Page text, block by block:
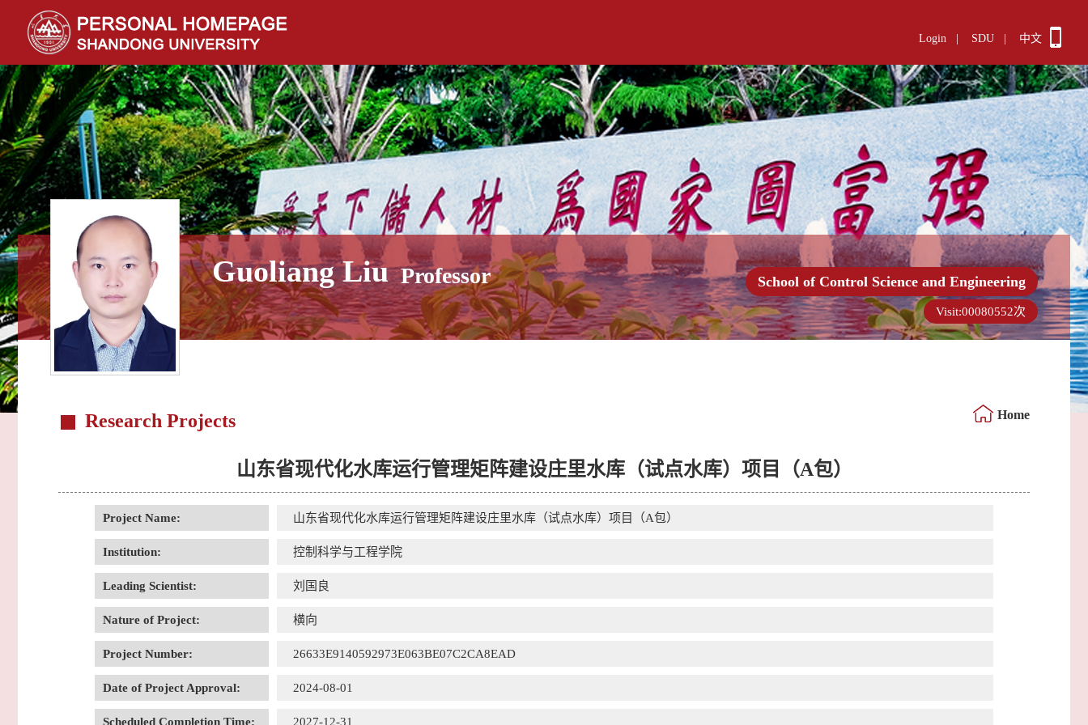
Login SDU 中文
Guoliang Liu Professor School of Control Science and Engineering
Visit:00080552次
Research Projects Home
山东省现代化水库运行管理矩阵建设庄里水库（试点水库）项目（A包）
Project Name: 山东省现代化水库运行管理矩阵建设庄里水库（试点水库）项目（A包）
Institution: 控制科学与工程学院
Leading Scientist: 刘国良
Nature of Project: 横向
Project Number: 26633E9140592973E063BE07C2CA8EAD
Date of Project Approval: 2024-08-01
Scheduled Completion Time: 2027-12-31